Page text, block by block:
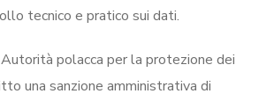
tecnico e pratico sui dati.
polacca per la protezione dei
una sanzione amministrativa di